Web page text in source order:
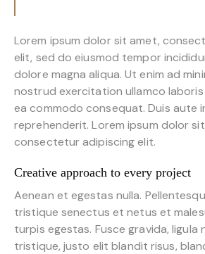
Lorem ipsum dolor sit amet,
elit, sed do eiusmod tempor
dolore magna aliqua. Ut enim ad
nostrud exercitation ullamco laboris
ea commodo consequat. Duis aute
reprehenderit. Lorem ipsum dolor
consectetur adipiscing elit.
Creative approach to every project
Aenean et egestas nulla.
tristique senectus et netus et
turpis egestas. Fusce gravida, ligula
tristique, justo elit blandit risus,